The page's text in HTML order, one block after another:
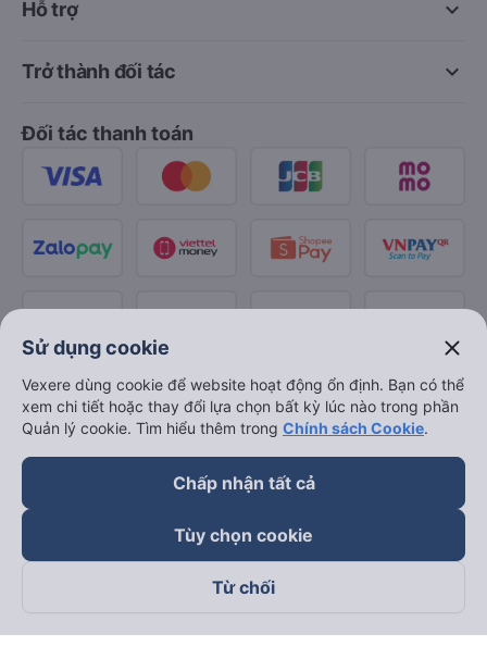
keyboard_arrow_down
Hỗ trợ
keyboard_arrow_down
Trở thành đối tác
Đối tác thanh toán
Theo dõi chúng tôi trên
Sử dụng cookie close
Vexere dùng cookie để website hoạt động ổn định. Bạn có thể
xem chi tiết hoặc thay đổi lựa chọn bất kỳ lúc nào trong phần
Quản lý cookie. Tìm hiểu thêm trong Chính sách Cookie.
Chấp nhận tất cả
Tùy chọn cookie
Từ chối